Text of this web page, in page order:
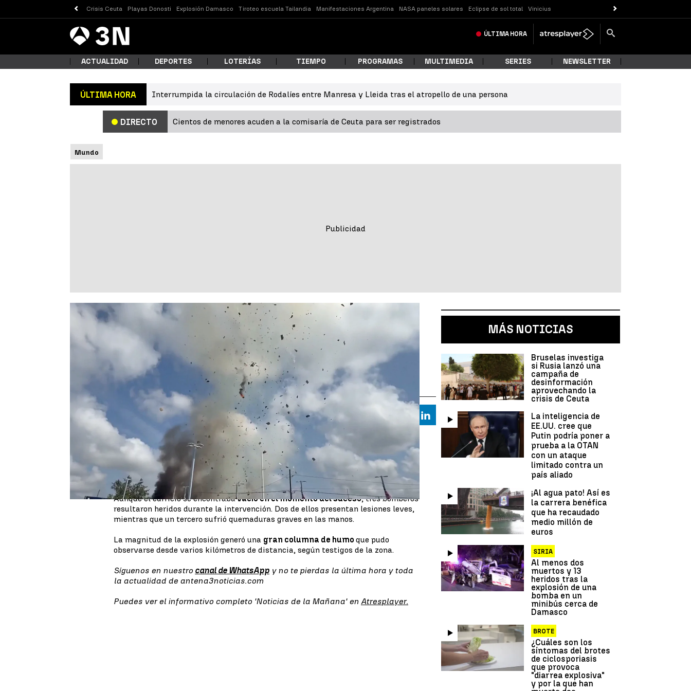
Crisis Ceuta Playas Donosti Explosión Damasco Tiroteo escuela Tailandia Manifestaciones Argentina NASA paneles solares Eclipse de sol total Vinicius
Antena
3 Noticias ÚLTIMA HORA
¿Qué estás buscando?
ACTUALIDAD DEPORTES LOTERÍAS TIEMPO PROGRAMAS MULTIMEDIA SERIES NEWSLETTER
ÚLTIMA HORA Interrumpida la circulación de Rodalíes entre Manresa y Lleida tras el atropello de una persona
DIRECTO Cientos de menores acuden a la comisaría de Ceuta para ser registrados
Mundo
Explosión en un centro veterinario de Carolina del Norte deja tres bomberos heridos |
EXPLOSIÓN
Explosión en un centro veterinario de Carolina del Norte deja
tres bomberos heridos
Un vehículo impactó contra una tubería de gas y provocó una deflagración en un edificio en
obras en Wilmington.
Celia de Santiago
Publicado: 20 de agosto de 2025, 09:42 WhatsappFacebook Linkedin
Una fuerte explosión sacudió este lunes en Wilmington, en Carolina del Norte,
el choque de un vehículo contra una tubería de gas
. El impacto originó una
deflagración en uncentro veterinario que estaba en fase de reconstrucción.
Aunque el edificio se encontrabavacío en el momento del suceso, tres bomberos
resultaron heridos durante la intervención. Dos de ellos presentan lesiones leves,
mientras que un tercero sufrió quemaduras graves en las manos.
La magnitud de la explosión generó una gran columna de humo que pudo
observarse desde varios kilómetros de distancia, según testigos de la zona.
Síguenos en nuestro canal de WhatsApp y no te pierdas la última hora y toda
la actualidad de antena3noticias.com
Puedes ver el informativo completo 'Noticias de la Mañana' en Atresplayer.
MÁS NOTICIAS
Bruselas investiga
si Rusia lanzó una
campaña de
desinformación
aprovechando la
crisis de Ceuta
La inteligencia de
EE.UU. cree que
Putin podría poner a
prueba a la OTAN
con un ataque
limitado contra un
país aliado
¡Al agua pato! Así es
la carrera benéfica
que ha recaudado
medio millón de
euros
SIRIA
Al menos dos
muertos y 13
heridos tras la
explosión de una
bomba en un
minibús cerca de
Damasco
BROTE
¿Cuáles son los
síntomas del brotes
de ciclosporiasis
que provoca
"diarrea explosiva"
y por la que han